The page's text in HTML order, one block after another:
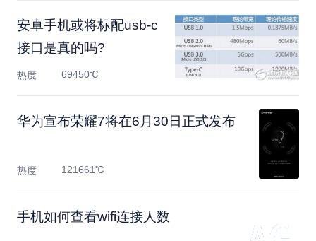
安卓手机或将标配usb-c
接口是真的吗?
热度 69450℃
华为宣布荣耀7将在6月30日正式发布
热度 121661℃
手机如何查看wifi连接人数